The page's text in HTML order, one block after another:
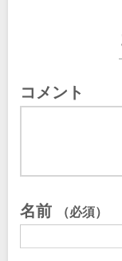
コメント
名前 （必須）